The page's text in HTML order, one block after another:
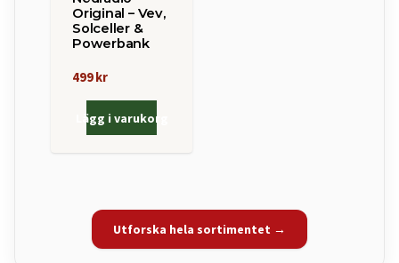
Original – Vev,
Solceller &
Powerbank
499 kr
Lägg i varukorg
Utforska hela sortimentet →